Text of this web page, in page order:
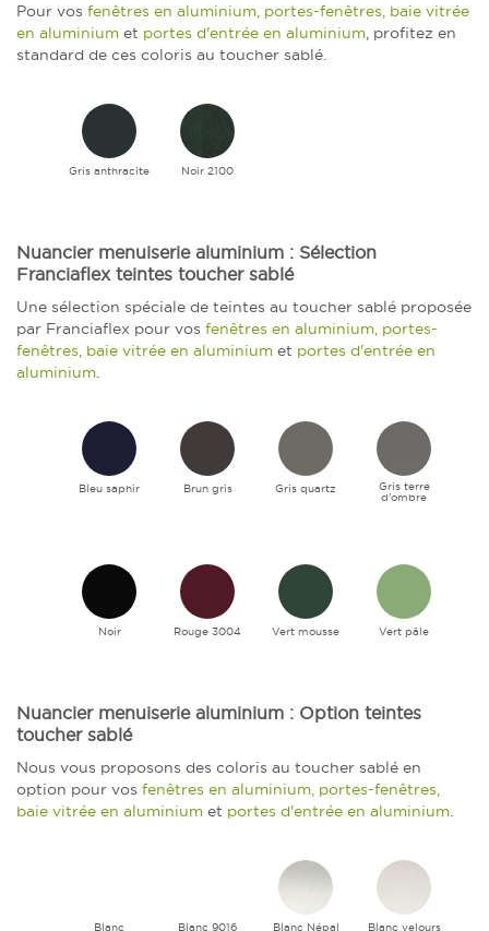
Pour vos fenêtres en aluminium, portes-fenêtres, baie vitrée
en aluminium et portes d'entrée en aluminium, profitez en
standard de ces coloris au toucher sablé.
Gris anthracite Noir 2100
Nuancier menuiserie aluminium : Sélection
Franciaflex teintes toucher sablé
Une sélection spéciale de teintes au toucher sablé proposée
par Franciaflex pour vos fenêtres en aluminium, portes-
fenêtres, baie vitrée en aluminium et portes d'entrée en
aluminium.
Bleu saphir Brun gris Gris quartz Gris terre
d'ombre
Noir Rouge 3004 Vert mousse Vert pâle
Nuancier menuiserie aluminium : Option teintes
toucher sablé
Nous vous proposons des coloris au toucher sablé en
option pour vos fenêtres en aluminium, portes-fenêtres,
baie vitrée en aluminium et portes d'entrée en aluminium.
Blanc Blanc 9016 Blanc Népal Blanc velours